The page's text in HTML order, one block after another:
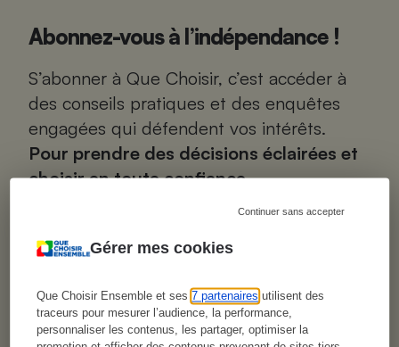
Gérer mes cookies
Que Choisir Ensemble et ses7 partenaires utilisent des
traceurs pour mesurer l’audience, la performance,
personnaliser les contenus, les partager, optimiser la
Continuer sans accepter
Abonnez-vous à l’indépendance !
S’abonner à Que Choisir, c’est accéder à
des conseils pratiques et des enquêtes
engagées qui défendent vos intérêts.
Pour prendre des décisions éclairées et
choisir en toute confiance.
Aucun financement par les marques ou les
laisse pas piloter par les lobbies. On défend un
seul intérêt, le vôtre.